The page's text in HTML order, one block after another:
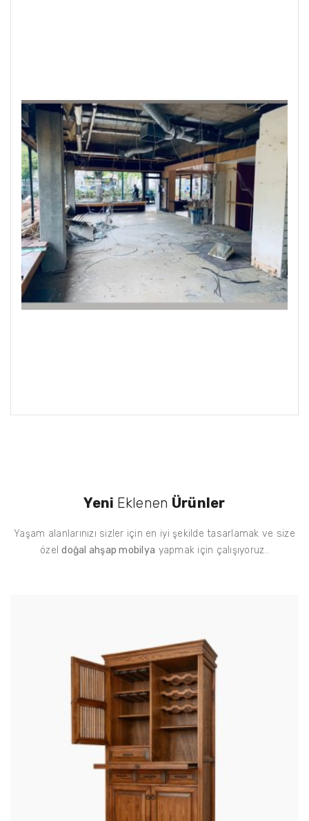
Yeni Eklenen Ürünler
Yaşam alanlarınızı sizler için en iyi şekilde tasarlamak ve size
özeldoğal ahşap mobilya yapmak için çalışıyoruz..